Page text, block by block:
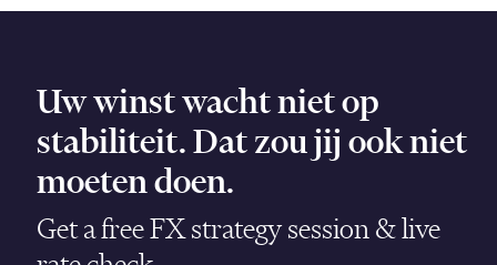
Uw winst wacht niet op
stabiliteit. Dat zou jij ook niet
moeten doen.
Get a free FX strategy session & live